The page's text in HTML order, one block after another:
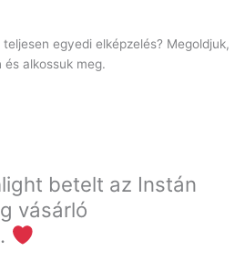
egyedi elképzelés? Megoldjuk,
és alkossuk meg.
betelt az Instán
vásárló